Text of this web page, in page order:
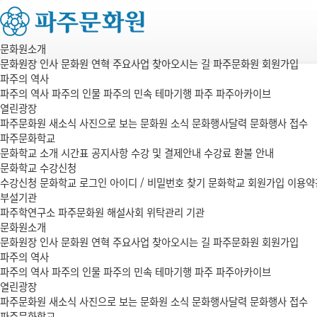
문화원소개
문화원장 인사문화원 연혁 주요사업 찾아오시는 길 파주문화원 회원가입
파주의 역사
파주의 역사파주의 인물파주의 민속 테마기행 파주파주아카이브
열린광장
파주문화원 새소식 사진으로 보는 문화원 소식 문화행사달력 문화행사 접수
파주문화학교
문화학교 소개 시간표공지사항수강 및 결제안내 수강료 환불 안내
문화학교 수강신청
수강신청 문화학교 로그인 아이디 / 비밀번호 찾기 문화학교 회원가입 이용
부설기관
파주학연구소파주문화원 해설사회 위탁관리 기관
문화원소개
문화원장 인사문화원 연혁 주요사업 찾아오시는 길 파주문화원 회원가입
파주의 역사
파주의 역사파주의 인물파주의 민속 테마기행 파주파주아카이브
열린광장
파주문화원 새소식 사진으로 보는 문화원 소식 문화행사달력 문화행사 접수